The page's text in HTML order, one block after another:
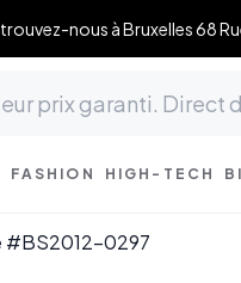
nous à Bruxelles 68
FASHION HIGH-TECH
#BS2012-0297